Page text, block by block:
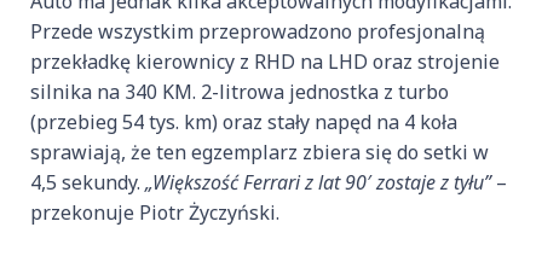
Przede wszystkim przeprowadzono profesjonalną
przekładkę kierownicy z RHD na LHD oraz strojenie
silnika na 340 KM. 2-litrowa jednostka z turbo
(przebieg 54 tys. km) oraz stały napęd na 4 koła
sprawiają, że ten egzemplarz zbiera się do setki w
4,5 sekundy. „Większość Ferrari z lat 90′ zostaje z tyłu”–
przekonuje Piotr Życzyński.